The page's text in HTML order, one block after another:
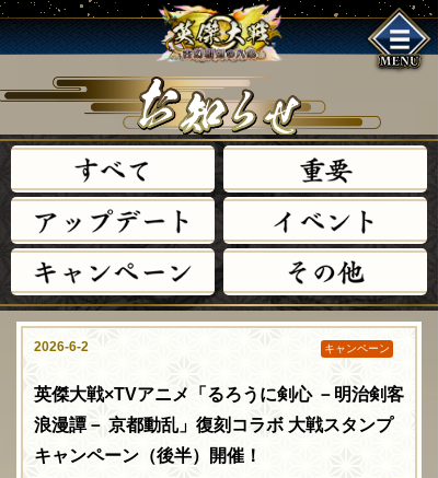
すべて 重要
アップデート イベント
キャンペーン その他
2026-6-2 キャンペーン
英傑大戦×TVアニメ「るろうに剣心 －明治剣客
浪漫譚－ 京都動乱」復刻コラボ 大戦スタンプ
キャンペーン（後半）開催！